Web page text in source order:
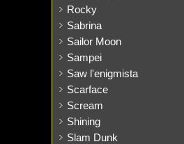
Rocky
Sabrina
Sailor Moon
Sampei
Saw l'enigmista
Scarface
Scream
Shining
Slam Dunk